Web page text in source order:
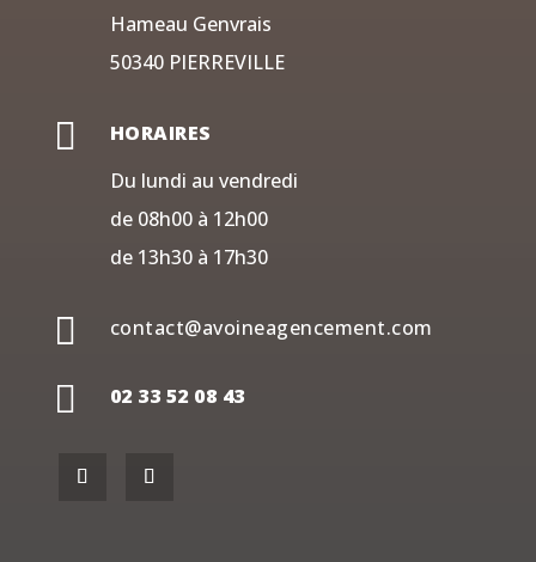
Hameau Genvrais
50340 PIERREVILLE

HORAIRES
Du lundi au vendredi
de 08h00 à 12h00
de 13h30 à 17h30
 contact@avoineagencement.com
 02 33 52 08 43